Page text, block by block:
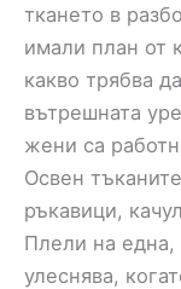
ткането в
имали план от
какво трябва
вътрешната
жени са
Освен
ръкавици,
Плели на една,
улеснява,